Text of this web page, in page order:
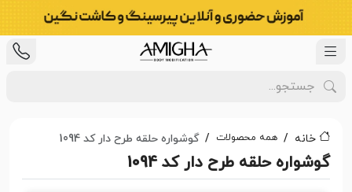
خانه همه محصولات گوشواره حلقه طرح دار کد 1094
گوشواره حلقه طرح دار کد 1094